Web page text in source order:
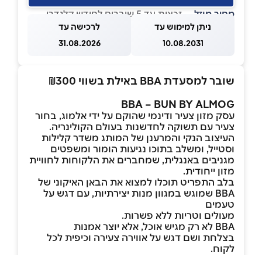
מחיר מוזל — זכאות עד 5 שוברים לחודש קלנדרי
ניתן למימוש עד
10.08.2031
לרכישה עד
31.08.2026
שובר למסעדת BBA באילת בשווי ₪300
BBA – BUN BY ALMOG
עסק מזון צעיר ודינמי שהוקם על ידי אלמוג, בחור
צעיר עם תשוקה לחדשנות בעולם הקולינריה.
העיצוב הנקי והמרענן של המותג משדר קלילות
וסטייל, ומשלב בתוכו נגיעות הומור ומשפטים
מגניבים באנגלית, שמחברים את הלקוחות לחוויית
מזון ייחודית.
בלב התפריט תוכלו למצוא את הבאן האיקוני של
BBA שמוגש במגוון מנות יצירתיות, עם דגש על
טעמים
מעולים וטריות ללא פשרות.
BBA לא רק מגיש אוכל, אלא יוצר אמנות
בצלחת ושם דגש על אווירה צעירה וכיפית לכל
לקוח.